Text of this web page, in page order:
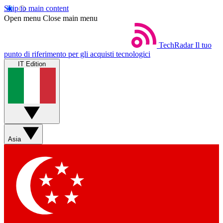
Skip to main content
Open menu Close main menu
TechRadar Il tuo
punto di riferimento per gli acquisti tecnologici
IT Edition
Asia